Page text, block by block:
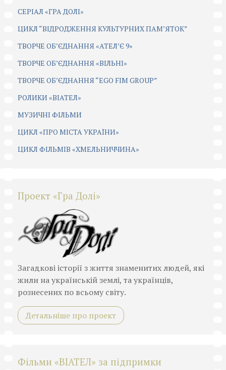
СЕРІАЛ «ГРА ДОЛІ»
ЦИКЛ “ВІДРОДЖЕННЯ КУЛЬТУРНИХ ПАМ’ЯТОК”
ТВОРЧЕ ОБ’ЄДНАННЯ «АТЕЛ’Є 9»
ТВОРЧЕ ОБ’ЄДНАННЯ «ВІЛЬНІ»
ТВОРЧЕ ОБ’ЄДНАННЯ “EGO FIM GROUP”
РОЛИКИ «ВІАТЕЛ»
МУЗИЧНІ ФІЛЬМИ
ЦИКЛ «ПРО МІСТА УКРАЇНИ»
ЦИКЛ ФІЛЬМІВ «ХМЕЛЬНИЧЧИНА»
Проект «Гра Долі»
Загадкові історії з життя знаменитих людей, які
жили на українській землі, та українців,
рознесених по всьому світу.
Детальніше про проект
Фільми «ВІАТЕЛ» за підпримки